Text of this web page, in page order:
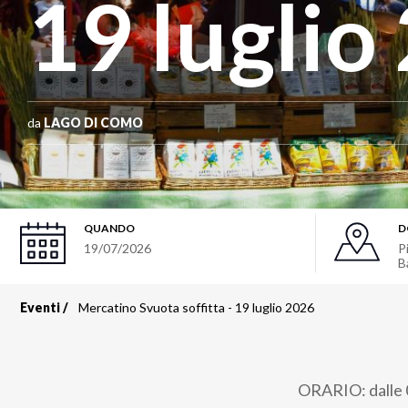
19 luglio
da LAGO DI COMO
QUANDO
19/07/2026
Eventi Mercatino Svuota soffitta - 19 luglio 2026
ORARIO: dalle